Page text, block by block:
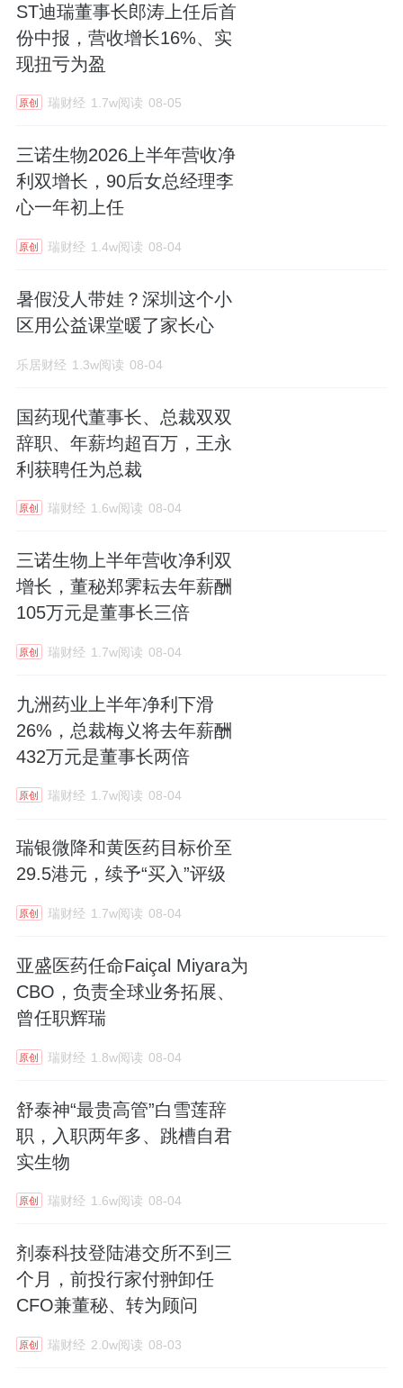
ST迪瑞董事长郎涛上任后首
份中报，营收增长16%、实
现扭亏为盈
原创 瑞财经 1.7w阅读 08-05
三诺生物2026上半年营收净
利双增长，90后女总经理李
心一年初上任
原创 瑞财经 1.4w阅读 08-04
暑假没人带娃？深圳这个小
区用公益课堂暖了家长心
乐居财经 1.3w阅读 08-04
国药现代董事长、总裁双双
辞职、年薪均超百万，王永
利获聘任为总裁
原创 瑞财经 1.6w阅读 08-04
三诺生物上半年营收净利双
增长，董秘郑霁耘去年薪酬
105万元是董事长三倍
原创 瑞财经 1.7w阅读 08-04
九洲药业上半年净利下滑
26%，总裁梅义将去年薪酬
432万元是董事长两倍
原创 瑞财经 1.7w阅读 08-04
瑞银微降和黄医药目标价至
29.5港元，续予“买入”评级
原创 瑞财经 1.7w阅读 08-04
亚盛医药任命Faiçal Miyara为
CBO，负责全球业务拓展、
曾任职辉瑞
原创 瑞财经 1.8w阅读 08-04
舒泰神“最贵高管”白雪莲辞
职，入职两年多、跳槽自君
实生物
原创 瑞财经 1.6w阅读 08-04
剂泰科技登陆港交所不到三
个月，前投行家付翀卸任
CFO兼董秘、转为顾问
原创 瑞财经 2.0w阅读 08-03